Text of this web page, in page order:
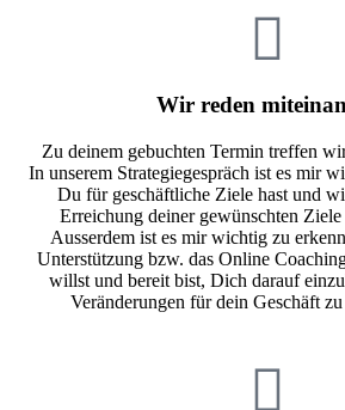
Wir reden
Zu deinem gebuchten Termin treffen
In unserem Strategiegespräch ist es mir
Du für geschäftliche Ziele hast und
Erreichung deiner gewünschten
Ausserdem ist es mir wichtig zu
Unterstützung bzw. das Online
willst und bereit bist, Dich darauf
Veränderungen für dein Geschäft